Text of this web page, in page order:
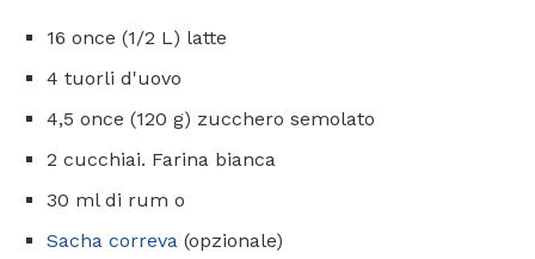
16 once (1/2 L) latte
4 tuorli d'uovo
4,5 once (120 g) zucchero semolato
2 cucchiai. Farina bianca
30 ml di rum o
Sacha correva (opzionale)